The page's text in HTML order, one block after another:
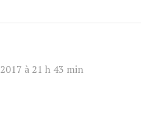
à 21 h 43 min